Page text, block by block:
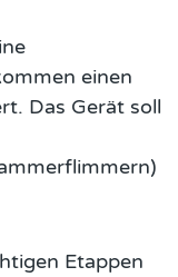
einen
Das Gerät soll
Etappen